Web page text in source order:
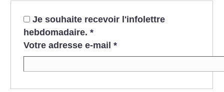
Je souhaite recevoir l'infolettre
hebdomadaire. *
Votre adresse e-mail *